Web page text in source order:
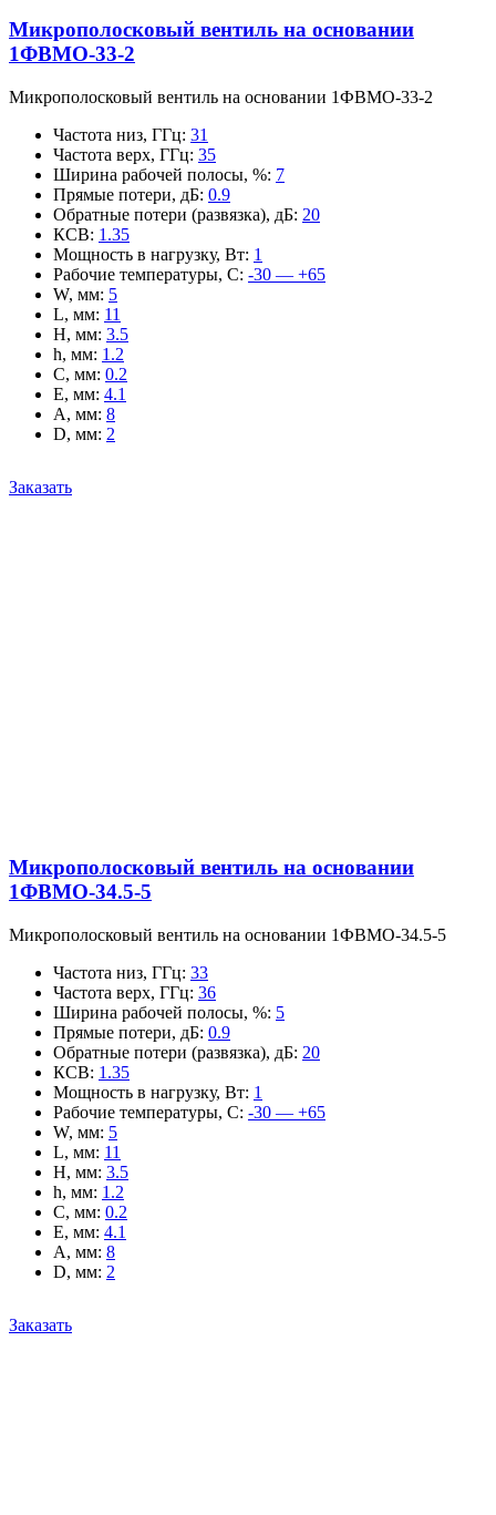
Микрополосковый вентиль на основании
1ФВМO-33-2
Микрополосковый вентиль на основании 1ФВМO-33-2
Частота низ, ГГц: 31
Частота верх, ГГц: 35
Ширина рабочей полосы, %: 7
Прямые потери, дБ: 0.9
Обратные потери (развязка), дБ: 20
КСВ: 1.35
Мощность в нагрузку, Вт: 1
Рабочие температуры, С: -30 — +65
W, мм: 5
L, мм: 11
H, мм: 3.5
h, мм: 1.2
C, мм: 0.2
E, мм: 4.1
A, мм: 8
D, мм: 2
Заказать
Микрополосковый вентиль на основании
1ФВМO-34.5-5
Микрополосковый вентиль на основании 1ФВМO-34.5-5
Частота низ, ГГц: 33
Частота верх, ГГц: 36
Ширина рабочей полосы, %: 5
Прямые потери, дБ: 0.9
Обратные потери (развязка), дБ: 20
КСВ: 1.35
Мощность в нагрузку, Вт: 1
Рабочие температуры, С: -30 — +65
W, мм: 5
L, мм: 11
H, мм: 3.5
h, мм: 1.2
C, мм: 0.2
E, мм: 4.1
A, мм: 8
D, мм: 2
Заказать